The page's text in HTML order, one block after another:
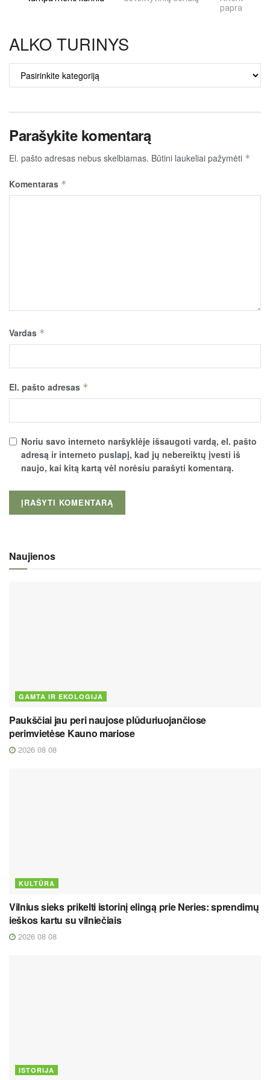
ALKO TURINYS
ALKO
TURINYS
Parašykite komentarą
El. pašto adresas nebus skelbiamas. Būtini laukeliai pažymėti *
Komentaras *
Vardas *
El. pašto adresas *
Noriu savo interneto naršyklėje išsaugoti vardą, el. pašto
adresą ir interneto puslapį, kad jų nebereiktų įvesti iš
naujo, kai kitą kartą vėl norėsiu parašyti komentarą.
Naujienos
GAMTA IR EKOLOGIJA
Paukščiai jau peri naujose plūduriuojančiose
perimvietėse Kauno mariose
2026 08 08
KULTŪRA
Vilnius sieks prikelti istorinį elingą prie Neries: sprendimų
ieškos kartu su vilniečiais
2026 08 08
ISTORIJA